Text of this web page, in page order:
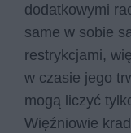
dodatkowymi
same w sobie
restrykcjami,
w czasie jego
mogą liczyć
Więźniowie